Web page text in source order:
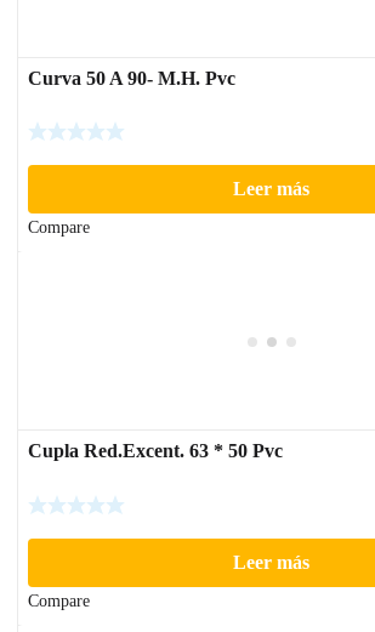
Curva 50 A 90- M.H. Pvc
Leer más
Compare
Cupla Red.Excent. 63 * 50 Pvc
Leer más
Compare